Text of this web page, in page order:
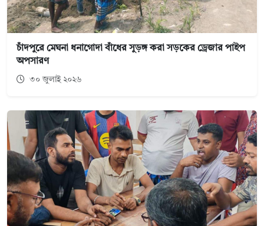
চাঁদপুরে মেঘনা ধনাগোদা বাঁধের সুড়ঙ্গ করা সড়কের ড্রেজার পাইপ
অপসারণ
৩০ জুলাই ২০২৬